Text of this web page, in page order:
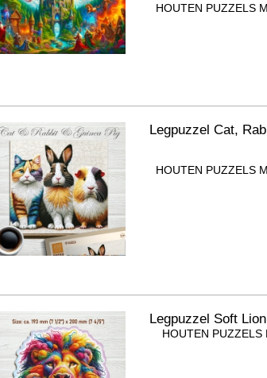
HOUTEN PUZZELS
Legpuzzel Cat,
HOUTEN PUZZELS
Legpuzzel Soft
HOUTEN PUZZELS